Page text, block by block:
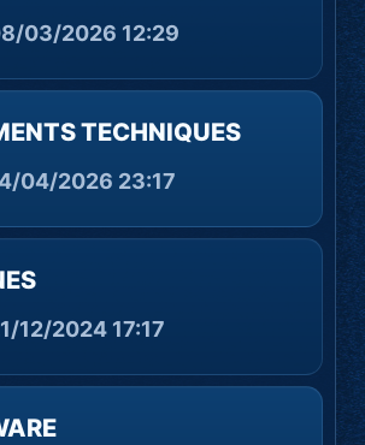
03/2026 12:29
TECHNIQUES
04/2026 23:17
12/2024 17:17